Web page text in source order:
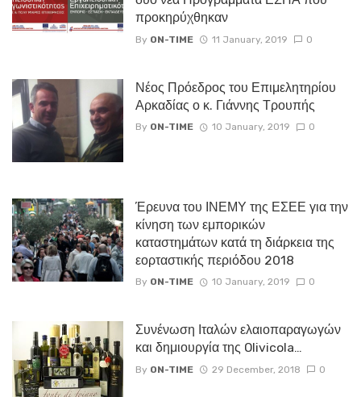
προκηρύχθηκαν
By ON-TIME 11 January, 2019 0
Νέος Πρόεδρος του Επιμελητηρίου
Αρκαδίας ο κ. Γιάννης Τρουπής
By ON-TIME 10 January, 2019 0
Έρευνα του ΙΝΕΜΥ της ΕΣΕΕ για την
κίνηση των εμπορικών
καταστημάτων κατά τη διάρκεια της
εορταστικής περιόδου 2018
By ON-TIME 10 January, 2019 0
Συνένωση Ιταλών ελαιοπαραγωγών
και δημιουργία της Olivicola…
By ON-TIME 29 December, 2018 0